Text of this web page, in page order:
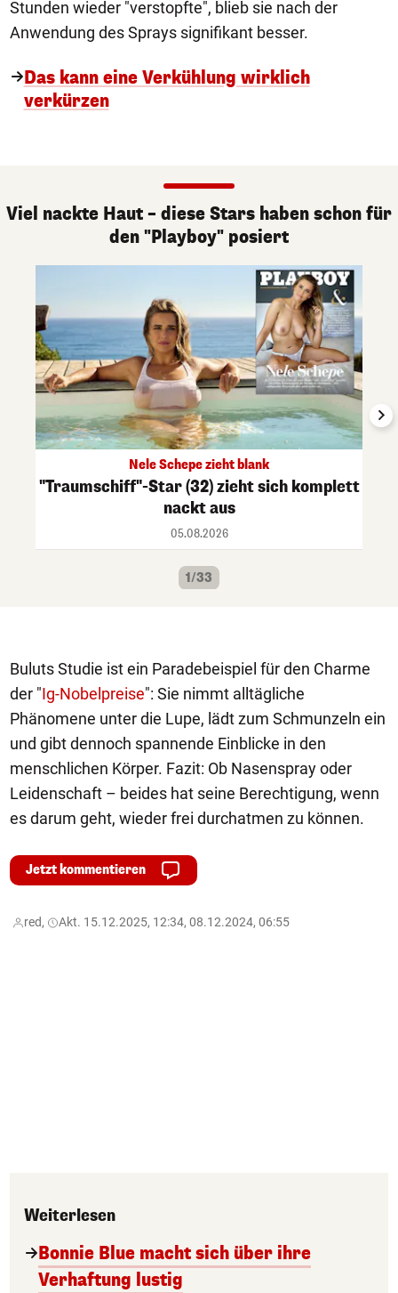
Stunden wieder "verstopfte", blieb sie nach der
Anwendung des Sprays signifikant besser.
Das kann eine Verkühlung wirklich
verkürzen
Viel nackte Haut – diese Stars haben schon für
den "Playboy" posiert
Nele Schepe zieht blank
"Traumschiff"-Star (32) zieht sich komplett
nackt aus
05.08.2026
1/33
Buluts Studie ist ein Paradebeispiel für den Charme
der "Ig-Nobelpreise": Sie nimmt alltägliche
Phänomene unter die Lupe, lädt zum Schmunzeln ein
und gibt dennoch spannende Einblicke in den
menschlichen Körper. Fazit: Ob Nasenspray oder
Leidenschaft – beides hat seine Berechtigung, wenn
es darum geht, wieder frei durchatmen zu können.
Jetzt kommentieren
red, Akt. 15.12.2025, 12:34, 08.12.2024, 06:55
Weiterlesen
Bonnie Blue macht sich über ihre
Verhaftung lustig